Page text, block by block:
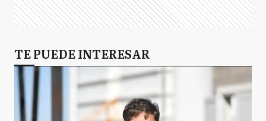
TE PUEDE INTERESAR